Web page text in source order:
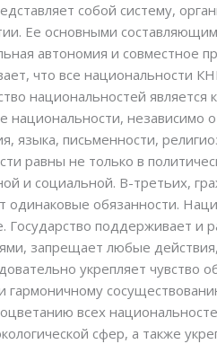
собой систему,
Ее основными
автономия и совместное
что все национальности
национальностей является
независимо
языка, письменности,
равны не только в
и социальной. В-третьих,
одинаковые обязанности.
поддерживает и
запрещает любые
укрепляет чувство
всех
сфер, а также